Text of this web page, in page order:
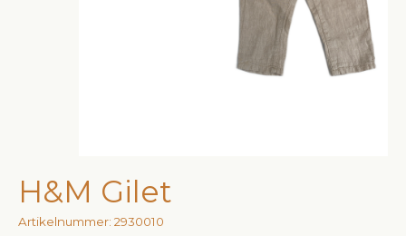
H&M Gilet
Artikelnummer: 2930010